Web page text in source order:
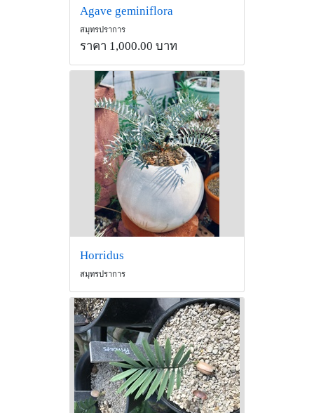
Agave geminiflora
สมุทรปราการ
ราคา 1,000.00 บาท
Horridus
สมุทรปราการ